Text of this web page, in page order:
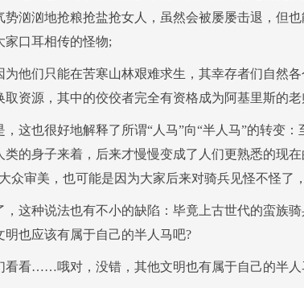
势汹汹地抢粮抢盐抢女人，虽然会被屡屡击退，但
家口耳相传的怪物;
为他们只能在苦寒山林艰难求生，其幸存者们自然
取资源，其中的佼佼者完全有资格成为阿基里斯的老
，这也很好地解释了所谓“人马”向“半人马”的转变
类的身子来着，后来才慢慢变成了人们更熟悉的现
众审美，也可能是因为大家后来对骑兵见怪不怪了
，这种说法也有不小的缺陷：毕竟上古世代的蛮族
明也应该有属于自己的半人马吧?
看看……哦对，没错，其他文明也有属于自己的半人